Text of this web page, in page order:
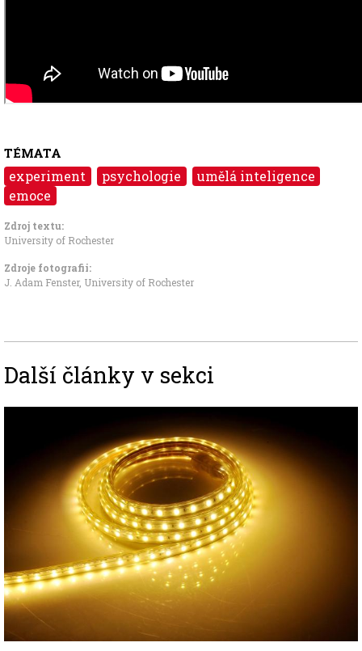
TÉMATA
experiment psychologie
umělá inteligence
emoce
Zdroj textu:
University of Rochester
Zdroje fotografii:
J. Adam Fenster, University of Rochester
Další články v sekci